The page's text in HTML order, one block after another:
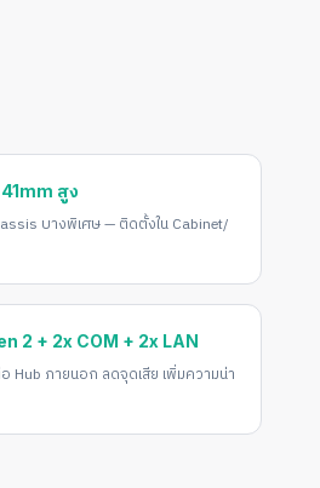
สูง
บางพิเศษ — ติดตั้งใน Cabinet/
2 + 2x COM + 2x LAN
Hub ภายนอก ลดจุดเสีย เพิ่มความน่า